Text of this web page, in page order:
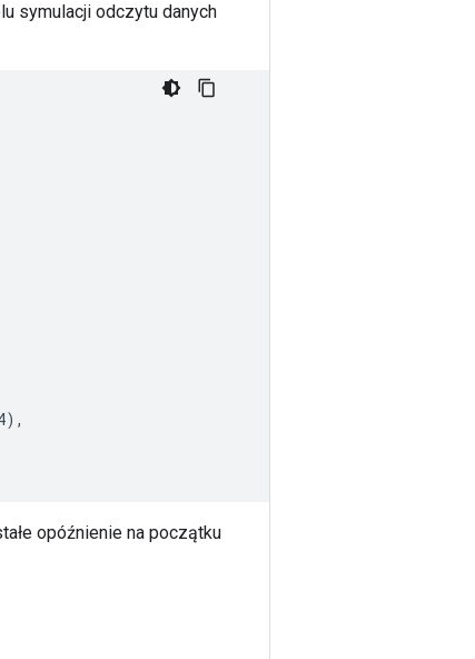
symulacji odczytu danych
),
opóźnienie na początku